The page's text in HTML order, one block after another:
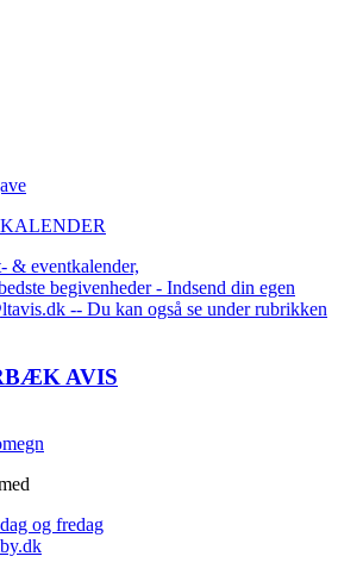
& eventkalender,
begivenheder - Indsend din egen
-- Du kan også se under rubrikken
AVIS
og fredag